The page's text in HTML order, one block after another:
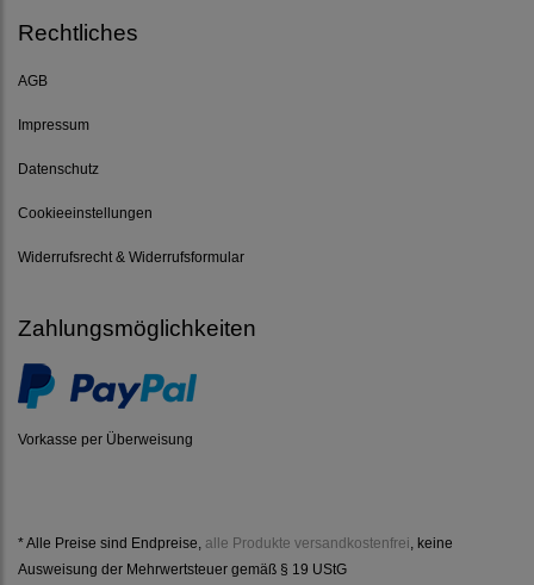
Rechtliches
AGB
Impressum
Datenschutz
Cookieeinstellungen
Widerrufsrecht & Widerrufsformular
Zahlungsmöglichkeiten
Vorkasse per Überweisung
* Alle Preise sind Endpreise, alle Produkte versandkostenfrei , keine
Ausweisung der Mehrwertsteuer gemäß § 19 UStG